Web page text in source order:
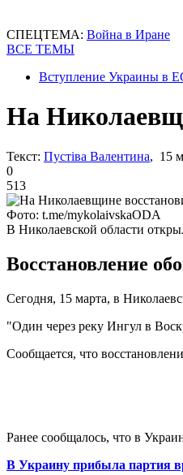
СПЕЦТЕМА: Война в Иране
ВСЕ ТЕМЫ
Вступление Украины в
На
Текст: Пустіва Валентина, 15
0
513
Фото: t.me/mykolaivskaODA
В Николаевской области
Восстановление
Сегодня, 15 марта, в
"Один через реку Ингул в
Сообщается, что
Ранее сообщалось, что в
В Украину прибыла партия